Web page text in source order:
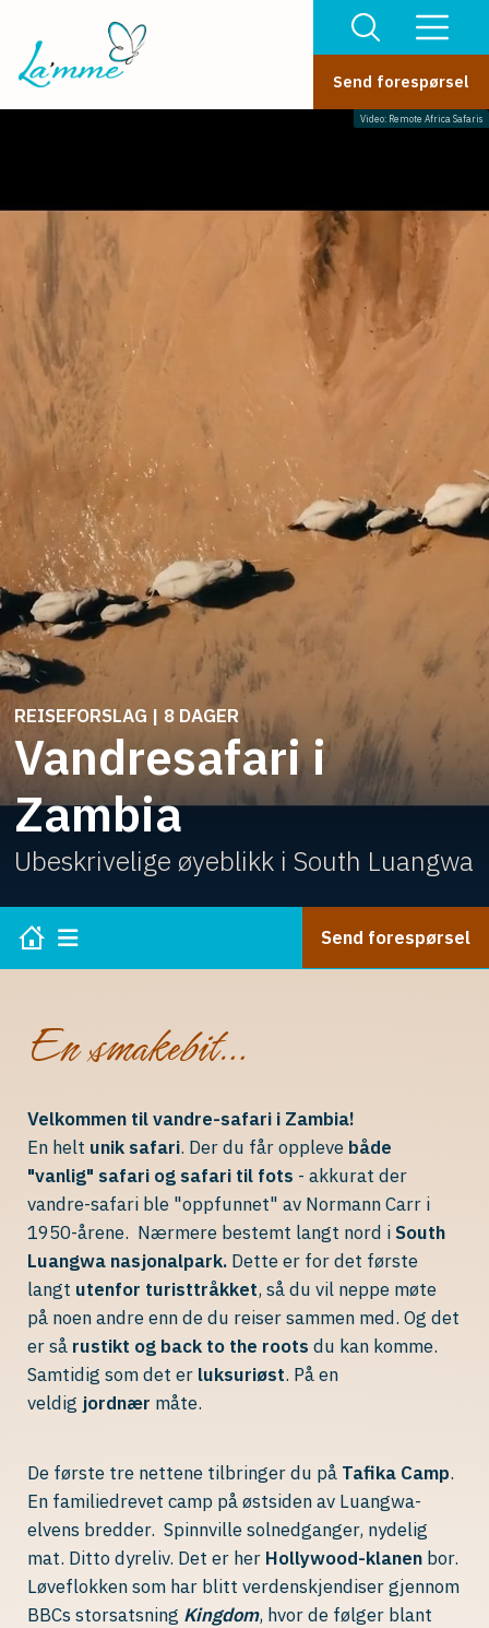
Send forespørsel
Video: Remote Africa Safaris
REISEFORSLAG | 8 DAGER
Vandresafari i
Zambia
Ubeskrivelige øyeblikk i South Luangwa
Send forespørsel
En smakebit…
Velkommen til vandre-safari i Zambia!
En helt unik safari. Der du får oppleve både
"vanlig" safari og safari til fots - akkurat der
vandre-safari ble "oppfunnet" av Normann Carr i
1950-årene. Nærmere bestemt langt nord iSouth
Luangwa nasjonalpark. Dette er for det første
langt utenfor turisttråkket, så du vil neppe møte
på noen andre enn de du reiser sammen med. Og det
er så rustikt og back to the roots du kan komme.
Samtidig som det er luksuriøst. På en
veldig jordnær måte.
De første tre nettene tilbringer du på Tafika Camp.
En familiedrevet camp på østsiden av Luangwa-
elvens bredder. Spinnville solnedganger, nydelig
mat. Ditto dyreliv. Det er her Hollywood-klanen bor.
Løveflokken som har blitt verdenskjendiser gjennom
BBCs storsatsning Kingdom, hvor de følger blant